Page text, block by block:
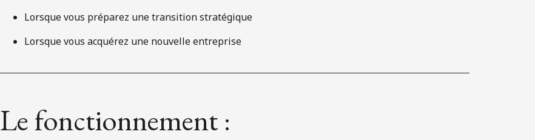
Lorsque vous préparez une transition stratégique
Lorsque vous acquérez une nouvelle entreprise
Le fonctionnement :